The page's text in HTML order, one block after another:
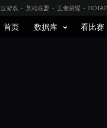
泛游戏 英雄联盟 王者荣耀 DOTA2
首页 数据库 看比赛